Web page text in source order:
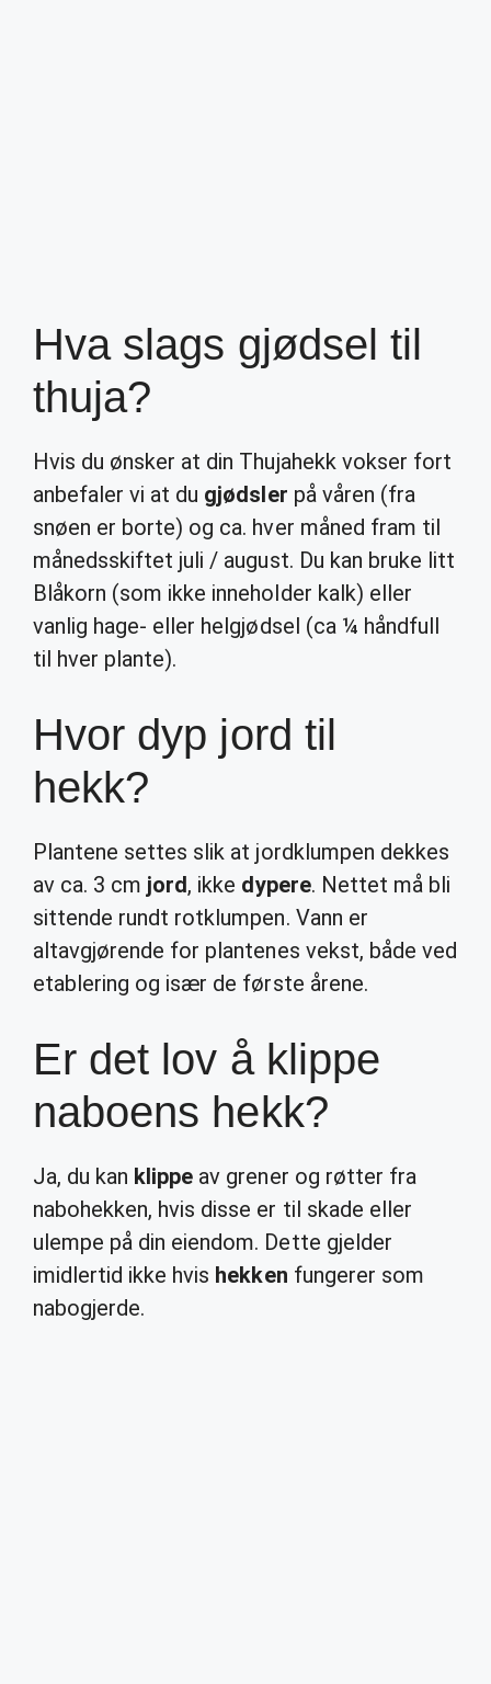
Hva slags gjødsel til
thuja?
Hvis du ønsker at din Thujahekk vokser fort
anbefaler vi at du gjødsler på våren (fra
snøen er borte) og ca. hver måned fram til
månedsskiftet juli / august. Du kan bruke litt
Blåkorn (som ikke inneholder kalk) eller
vanlig hage- eller helgjødsel (ca ¼ håndfull
til hver plante).
Hvor dyp jord til
hekk?
Plantene settes slik at jordklumpen dekkes
av ca. 3 cm jord, ikke dypere. Nettet må bli
sittende rundt rotklumpen. Vann er
altavgjørende for plantenes vekst, både ved
etablering og især de første årene.
Er det lov å klippe
naboens hekk?
Ja, du kan klippe av grener og røtter fra
nabohekken, hvis disse er til skade eller
ulempe på din eiendom. Dette gjelder
imidlertid ikke hvis hekken fungerer som
nabogjerde.